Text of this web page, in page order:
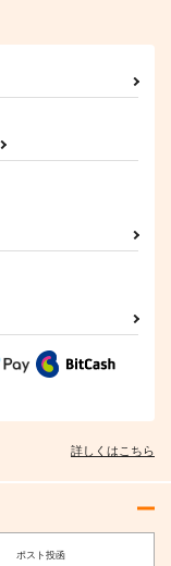
詳しくはこちら
ポスト投函